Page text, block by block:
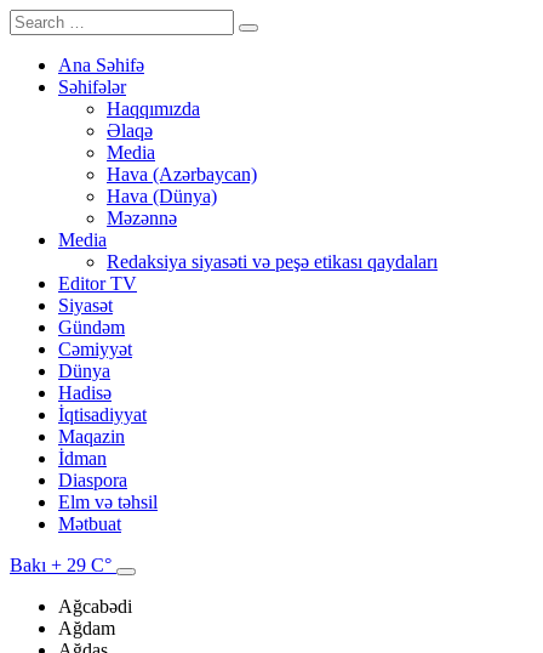
Ana Səhifə
Səhifələr
Haqqımızda
Əlaqə
Media
Hava (Azərbaycan)
Hava (Dünya)
Məzənnə
Media
Redaksiya siyasəti və peşə etikası qaydaları
Editor TV
Siyasət
Gündəm
Cəmiyyət
Dünya
Hadisə
İqtisadiyyat
Maqazin
İdman
Diaspora
Elm və təhsil
Mətbuat
Bakı + 29 C°
Ağcabədi
Ağdam